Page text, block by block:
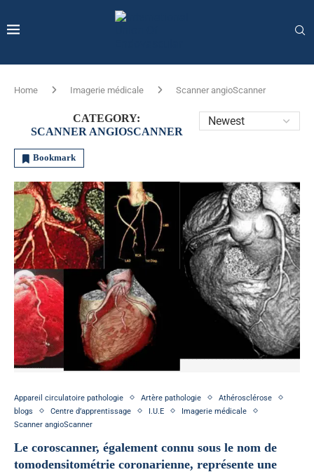
Home Imagerie médicale Scanner angioScanner
CATEGORY:
SCANNER ANGIOSCANNER
Bookmark
Appareil circulatoire pathologie Artère pathologie
Athérosclérose
blogs
Centre d’apprentissage I.U.E
Imagerie médicale
Scanner angioScanner
Le coroscanner, également connu sous le nom de
tomodensitométrie coronarienne, représente une